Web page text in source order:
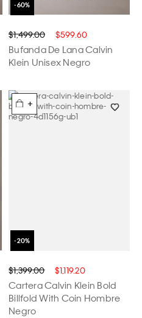
$1,499.00 $599.60
Bufanda De Lana Calvin
Klein Unisex Negro
+
$1,399.00 $1,119.20
Cartera Calvin Klein Bold
Billfold With Coin Hombre
Negro